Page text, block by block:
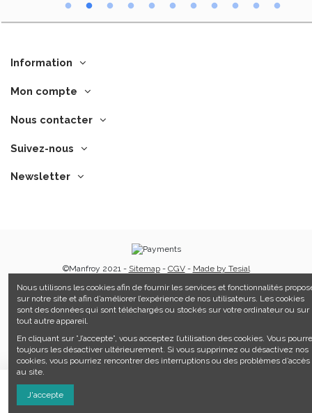
Information
Mon compte
Nous contacter
Suivez-nous
Newsletter
©Manfroy 2021 - Sitemap- CGV- Made by Tesial
Nous utilisons les cookies afin de fournir les services et fonctionnalités
sur notre site et afin d’améliorer l’expérience de nos utilisateurs. Les cookies
sont des données qui sont téléchargés ou stockés sur votre ordinateur ou sur
tout autre appareil.
En cliquant sur ”J’accepte”, vous acceptez l’utilisation des cookies. Vous
toujours les désactiver ultérieurement. Si vous supprimez ou désactivez nos
cookies, vous pourriez rencontrer des interruptions ou des problèmes d’accès
au site.
J'accepte